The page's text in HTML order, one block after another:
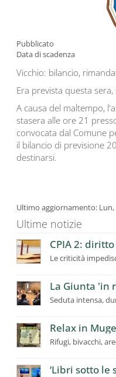
Pubblicato
Data di scadenza
Vicchio: bilancio,
Era prevista questa
A causa del maltempo,
stasera alle ore 21
convocata dal Comune
il bilancio di previsione
destinarsi.
Ultimo aggiornamento: Lun,
Ultime notizie
Relax in
‘Libri sotto le